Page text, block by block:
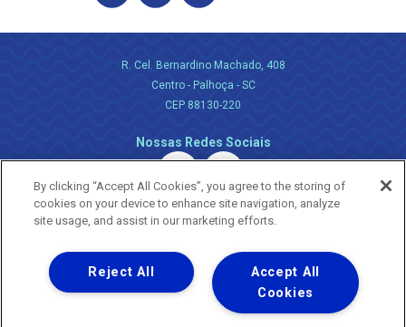
R. Cel. Bernardino Machado, 408
Centro - Palhoça - SC
CEP 88130-220
Nossas Redes Sociais
Uma empresa
Copyright ® 2026 - Todos os Direitos Reservados.
Nossa natureza movimenta a vida
By clicking “Accept All Cookies”, you agree to the storing of
cookies on your device to enhance site navigation, analyze
site usage, and assist in our marketing efforts.
Accept All
Cookies
Reject All